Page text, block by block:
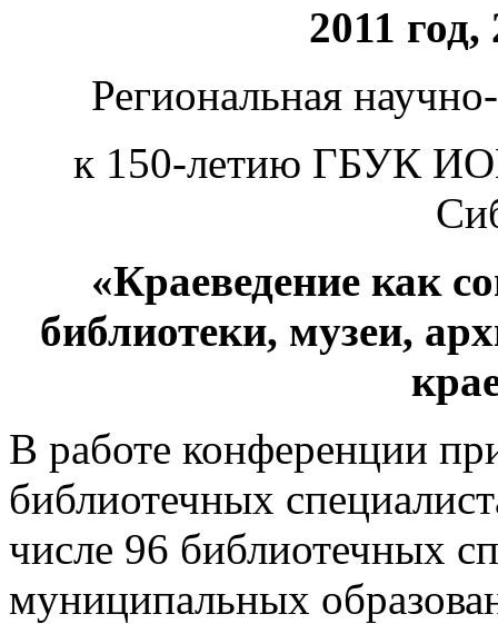
2011 год,
Региональная
к 150-летию ГБУК
«Краеведение как
библиотеки, музеи,
В работе конференции
библиотечных
числе 96 библиотечных
муниципальных